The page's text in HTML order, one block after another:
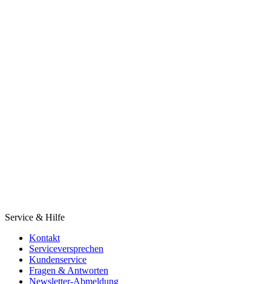
Service & Hilfe
Kontakt
Serviceversprechen
Kundenservice
Fragen & Antworten
Newsletter-Abmeldung